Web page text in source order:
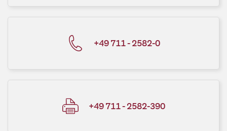
+49 711 - 2582-0
+49 711 - 2582-390